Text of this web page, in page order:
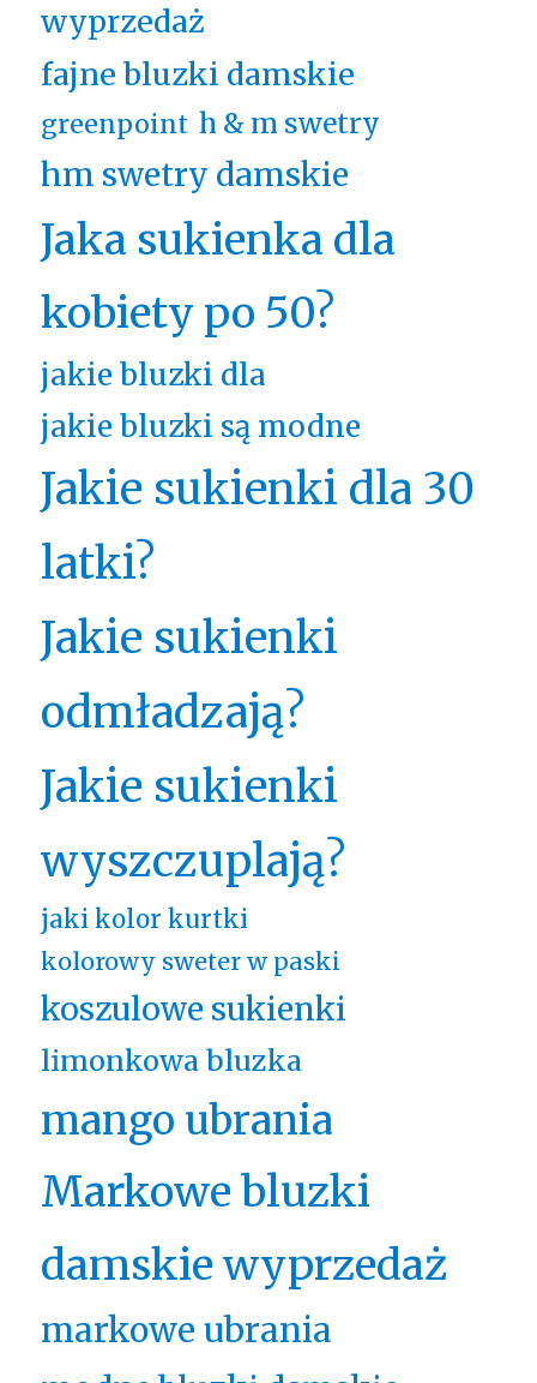
wyprzedaż
fajne bluzki damskie
greenpoint h & m swetry
hm swetry damskie
Jaka sukienka dla
kobiety po 50?
jakie bluzki dla
jakie bluzki są modne
Jakie sukienki dla 30
latki?
Jakie sukienki
odmładzają?
Jakie sukienki
wyszczuplają?
jaki kolor kurtki
kolorowy sweter w paski
koszulowe sukienki
limonkowa bluzka
mango ubrania
Markowe bluzki
damskie wyprzedaż
markowe ubrania